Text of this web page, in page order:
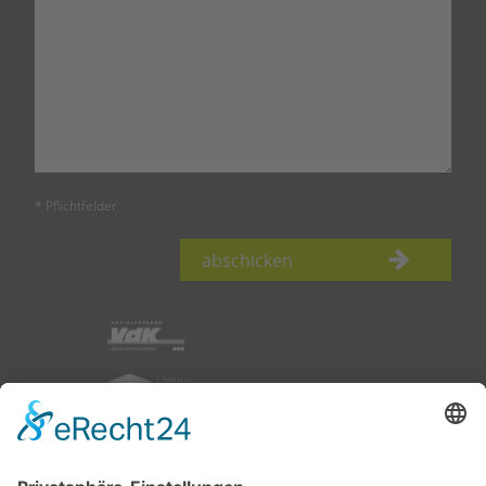
* Pflichtfelder
abschicken